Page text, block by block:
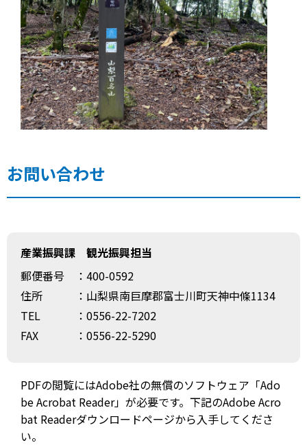
お問い合わせ
産業振興課 観光振興担当
郵便番号
：400-0592
住所
：山梨県南巨摩郡富士川町天神中條1134
TEL
：0556-22-7202
FAX
：0556-22-5290
PDFの閲覧にはAdobe社の無償のソフトウェア「Ado
be Acrobat Reader」が必要です。下記のAdobe Acro
bat Readerダウンロードページから入手してくださ
い。